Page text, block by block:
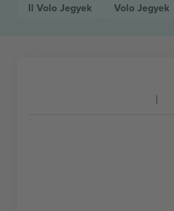
Il Volo Jegyek Volo Jegyek